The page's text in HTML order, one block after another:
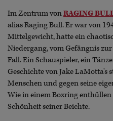
Im Zentrum vonRAGING
alias Raging Bull. Er war von
Mittelgewicht, hatte ein
Niedergang, vom Gefängnis
Fall. Ein Schauspieler, ein
Geschichte von Jake LaMotta's
Menschen und gegen seine
Wie in einem Boxring
Schönheit seiner Beichte.